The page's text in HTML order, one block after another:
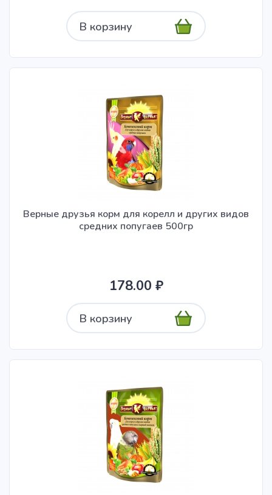
В корзину
Верные друзья корм для корелл и других видов
средних попугаев 500гр
178.00 ₽
В корзину